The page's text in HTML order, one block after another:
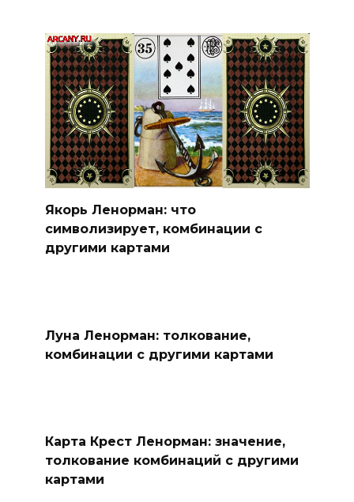
Якорь Ленорман: что
символизирует, комбинации с
другими картами
Луна Ленорман: толкование,
комбинации с другими картами
Карта Крест Ленорман: значение,
толкование комбинаций с другими
картами